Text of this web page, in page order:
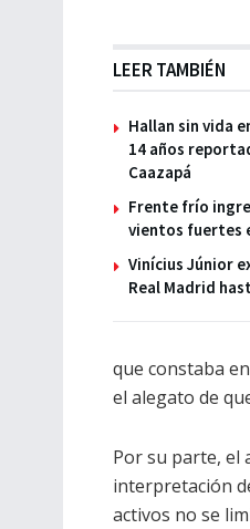
LEER TAMBIÉN
Hallan sin vida
14 años
Caazapá
Frente frío
vientos fuertes
Vinícius Júnior
Real Madrid
que constaba
el alegato de
Por su parte, el
interpretación
activos no se